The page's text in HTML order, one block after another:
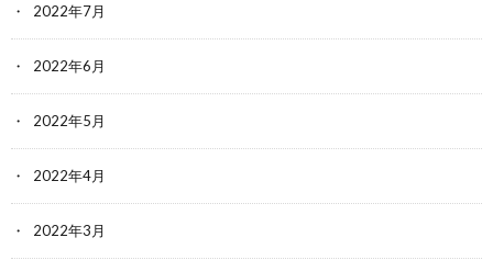
2022年7月
2022年6月
2022年5月
2022年4月
2022年3月